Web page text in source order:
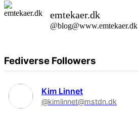
emtekaer.dk
@blog@www.emtekaer.dk
Fediverse Followers
Kim Linnet
@kimlinnet@mstdn.dk